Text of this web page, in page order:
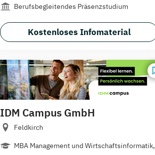
Berufsbegleitendes Präsenzstudium
Kostenloses Infomaterial
IDM Campus GmbH
Feldkirch
MBA Management und Wirtschaftsinformatik,